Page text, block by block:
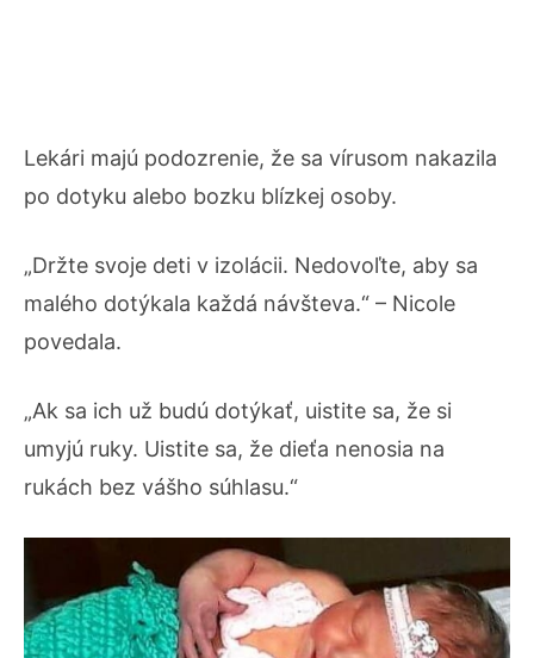
Lekári majú podozrenie, že sa vírusom nakazila
po dotyku alebo bozku blízkej osoby.
„Držte svoje deti v izolácii. Nedovoľte, aby sa
malého dotýkala každá návšteva.“ – Nicole
povedala.
„Ak sa ich už budú dotýkať, uistite sa, že si
umyjú ruky. Uistite sa, že dieťa nenosia na
rukách bez vášho súhlasu.“